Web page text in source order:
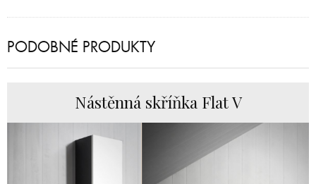
PODOBNÉ PRODUKTY
Nástěnná skříňka Flat V